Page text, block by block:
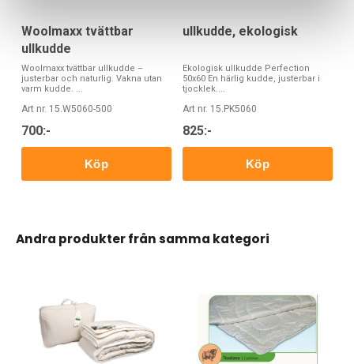
Woolmaxx tvättbar
ullkudde
Woolmaxx tvättbar ullkudde –
justerbar och naturlig. Vakna utan
varm kudde. ...
Art nr. 15.W5060-500
700:-
Köp
ullkudde, ekologisk
Ekologisk ullkudde Perfection
50x60 En härlig kudde, justerbar i
tjocklek....
Art nr. 15.PK5060
825:-
Köp
Andra produkter från samma kategori